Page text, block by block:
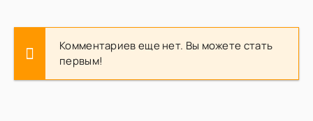
Комментариев еще нет. Вы можете стать
первым!